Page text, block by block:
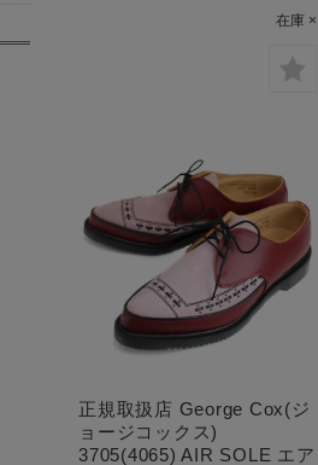
在庫 ×
正規取扱店 George Cox(ジ
ョージコックス)
3705(4065) AIR SOLE エア